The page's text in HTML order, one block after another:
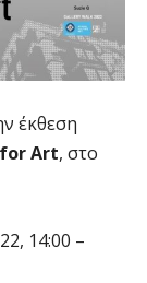
έκθεση
for Art, στο
14:00 –